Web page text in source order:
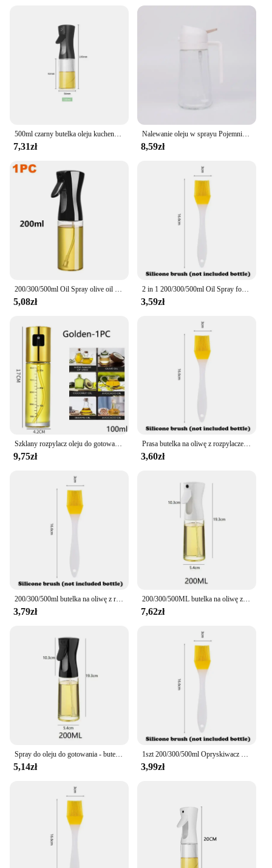
7,31zł
Nalewanie oleju w sprayu Pojemnik na olej nie wiszący Grill Butelka na sos sojowy Pudełko na przyprawy Słoik na przyprawy Butelka na sos Dozownik sosu
8,59zł
5,08zł
2 in 1 200/300/500ml Oil Spray for Kitchen Spray Oil Bottle Oil Washer Vinegar Soy Sauce Sprayer Containers Washer
3,59zł
Szklany rozpylacz oleju do gotowania Olive Spray Mister do sałatek BBQ Kuchnia Pieczenie Pusta butelka octu
9,75zł
Prasa butelka na oliwę z rozpylaczem 200/300/500ML kuchenny opryskiwacz olej spożywczy grill na świeżym powietrzu butelka na oliwę z rozpylaczem octu sojowego
3,60zł
200/300/500ml butelka na oliwę z rozpylaczem grillowanie oliwa z dozownik do oliwy pieczenie w kuchni rozpylona pusta butelka butelka octu dozownik oleju
3,79zł
200/300/500ML butelka na oliwę z rozpylaczem narzędzie kuchenne dozownik oliwa z oliwek do gotowania do grillowania kempingowego octu sojowego
7,62zł
Spray do oleju do gotowania - butelka z dozownikiem oliwy z oliwek rozpylacz mgiełki - wielokrotnego użytku do octu spożywczego, butelka z rozpylaczem akcesoria kuchenne
5,14zł
1szt 200/300/500ml Opryskiwacz oleju kuchennego Opryskiwacz oleju w sprayu Opryskiwacz oleju w sprayu do użytku domowego Jadalny z oliwek Atomized Misty Oil Tank Frytkownica powietrzna
3,99zł